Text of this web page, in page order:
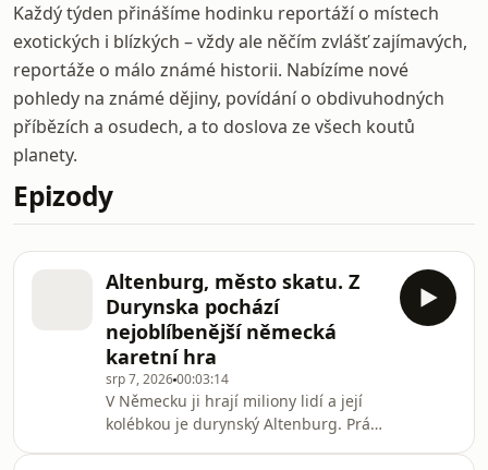
Každý týden přinášíme hodinku reportáží o místech
exotických i blízkých – vždy ale něčím zvlášť zajímavých,
reportáže o málo známé historii. Nabízíme nové
pohledy na známé dějiny, povídání o obdivuhodných
příbězích a osudech, a to doslova ze všech koutů
planety.
Epizody
Altenburg, město skatu. Z
Durynska pochází
nejoblíbenější německá
karetní hra
srp 7, 202600:03:14
V Německu ji hrají miliony lidí a její
kolébkou je durynský Altenburg. Právě